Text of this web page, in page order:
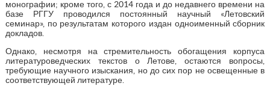
монографии; кроме того, с 2014 года и до недавнего времени на
базе РГГУ проводился постоянный научный «Летовский
семинар», по результатам которого издан одноименный сборник
докладов.
Однако, несмотря на стремительность обогащения корпуса
литературоведческих текстов о Летове, остаются вопросы,
требующие научного изыскания, но до сих пор не освещенные в
соответствующей литературе.